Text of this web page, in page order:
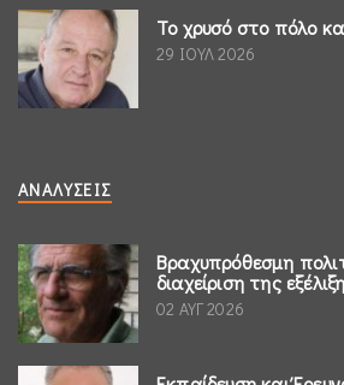
Το χρυσό στο πόλο
29 ΙΟΥΛ 2026
ΑΝΑΛΎΣΕΙΣ
Βραχυπρόθεσμη
διαχείριση της
02 ΑΥΓ 2026